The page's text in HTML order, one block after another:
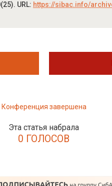
URL: https://sibac.info/
Конференция завершена
Эта статья набрала
0 ГОЛОСОВ